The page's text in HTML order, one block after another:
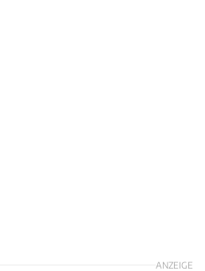
ANZEIGE